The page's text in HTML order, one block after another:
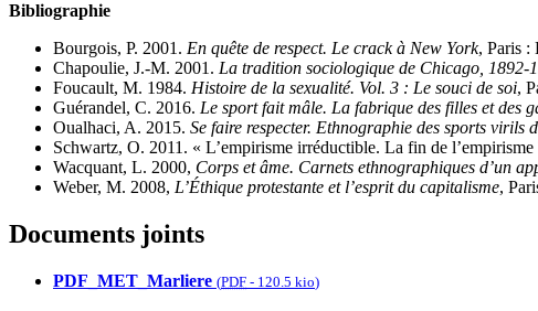
Bibliographie
Bourgois, P. 2001. En quête de respect. Le crack à New York, Paris :
Chapoulie, J.-M. 2001. La tradition sociologique de Chicago, 1892-
Foucault, M. 1984. Histoire de la sexualité. Vol. 3 : Le souci de soi,
Guérandel, C. 2016. Le sport fait mâle. La fabrique des filles et des
Oualhaci, A. 2015. Se faire respecter. Ethnographie des sports
Schwartz, O. 2011. « L’empirisme irréductible. La fin de
Wacquant, L. 2000, Corps et âme. Carnets ethnographiques d’un
Weber, M. 2008, L’Éthique protestante et l’esprit du capitalisme,
Documents joints
PDF_MET_Marliere (PDF - 120.5 kio)